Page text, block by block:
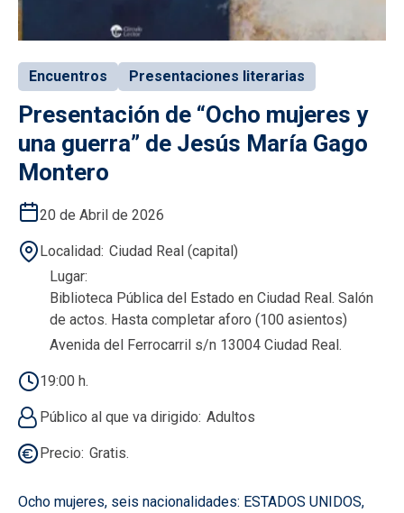
Encuentros Presentaciones literarias
Presentación de “Ocho mujeres y
una guerra” de Jesús María Gago
Montero
20 de Abril de 2026
Localidad Ciudad Real (capital)
Lugar
Biblioteca Pública del Estado en Ciudad Real. Salón
de actos. Hasta completar aforo (100 asientos)
Avenida del Ferrocarril s/n 13004 Ciudad Real.
19:00 h.
Público al que va dirigido Adultos
Precio Gratis.
Ocho mujeres, seis nacionalidades: ESTADOS UNIDOS,